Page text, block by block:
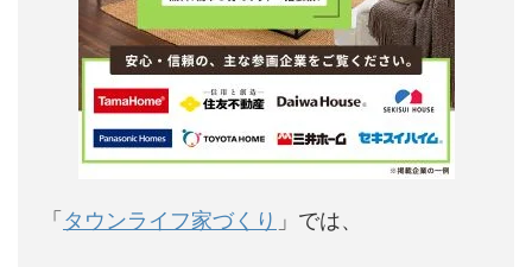
「 タウンライフ家づくり 」では、